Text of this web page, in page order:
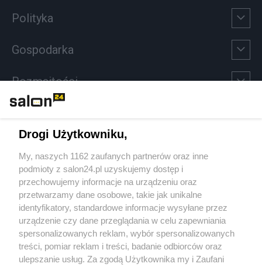
Polityka
Gospodarka
Rozmaitości
Sport
Społeczeństwo
Kultura
X Facebook Instagram Youtube
Drogi Użytkowniku,
My, naszych 1162 zaufanych partnerów oraz inne
podmioty z salon24.pl uzyskujemy dostęp i
przechowujemy informacje na urządzeniu oraz
przetwarzamy dane osobowe, takie jak unikalne
identyfikatory, standardowe informacje wysyłane przez
urządzenie czy dane przeglądania w celu zapewniania
spersonalizowanych reklam, wybór spersonalizowanych
treści, pomiar reklam i treści, badanie odbiorców oraz
ulepszanie usług. Za zgodą Użytkownika my i Zaufani